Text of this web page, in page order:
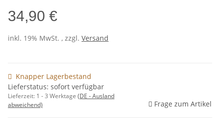
34,90 €
inkl. 19% MwSt. , zzgl. Versand
Knapper Lagerbestand
Lieferstatus: sofort verfügbar
Lieferzeit: 1 - 3 Werktage (DE - Ausland
abweichend)
Frage zum Artikel